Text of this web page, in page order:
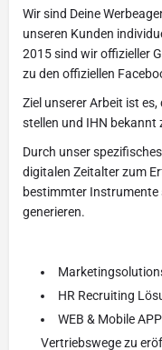
Wir sind Deine
unseren Kunden
2015 sind wir offizieller
zu den offiziellen
Ziel unserer Arbeit ist
stellen und IHN bekannt
Durch unser
digitalen Zeitalter zum
bestimmter Instrumente
generieren.
HR Recruiting
WEB & Mobile
Vertriebswege zu